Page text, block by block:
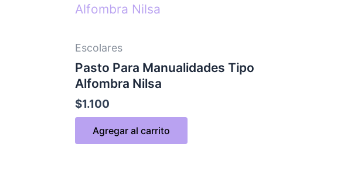
Escolares
Pasto Para Manualidades Tipo
Alfombra Nilsa
$1.100
Agregar al carrito